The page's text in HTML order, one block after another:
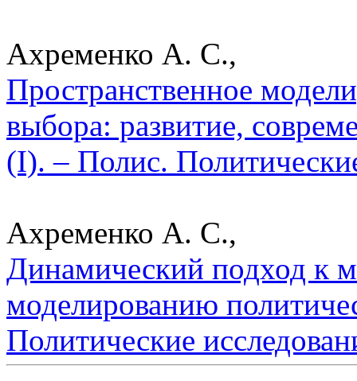
Ахременко А. С.,
Пространственное
выбора: развитие,
(I). – Полис.
Ахременко А. С.,
Динамический подход к
моделированию
Политические